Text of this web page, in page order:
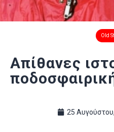
Old
Απίθανες
25